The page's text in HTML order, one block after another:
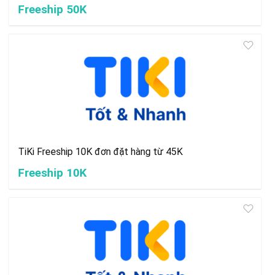
Freeship 50K
TiKi Freeship 10K đơn đặt hàng từ 45K
Freeship 10K